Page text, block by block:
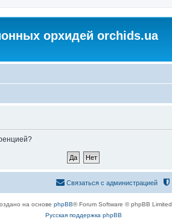
орхидей orchids.ua
Связаться с администрацией
на основе phpBB® Forum Software © phpBB Limited
Русская поддержка phpBB